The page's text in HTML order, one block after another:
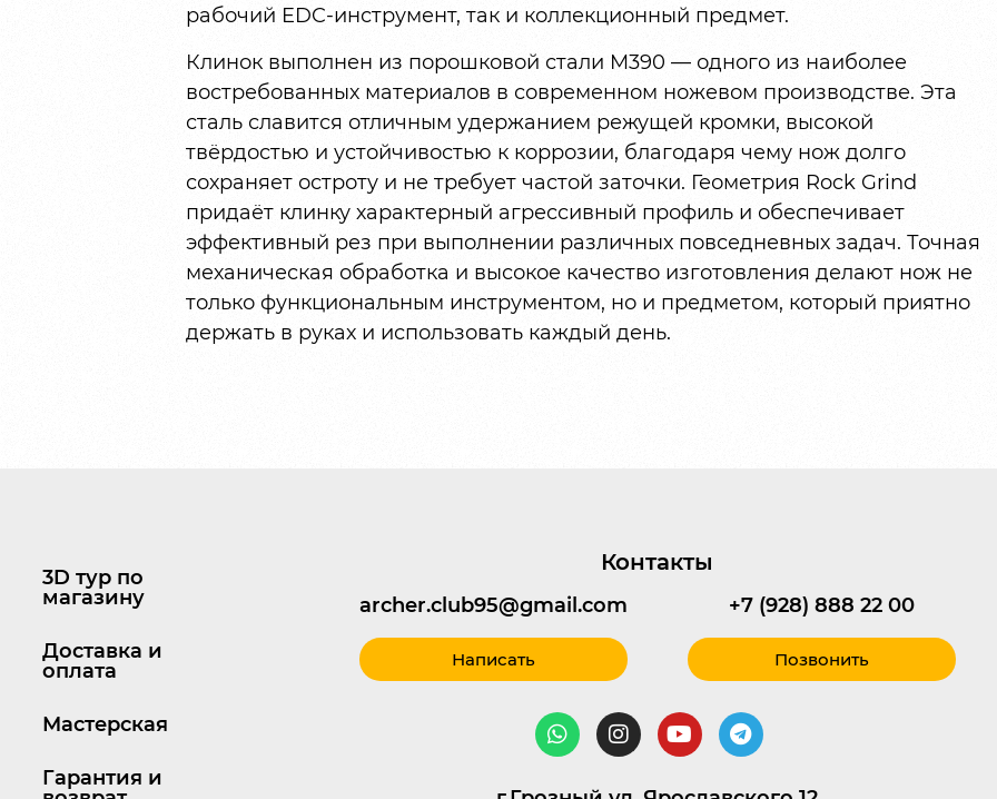
рабочий EDC-инструмент, так и коллекционный предмет.
Клинок выполнен из порошковой стали M390 — одного из наиболее
востребованных материалов в современном ножевом производстве. Эта
сталь славится отличным удержанием режущей кромки, высокой
твёрдостью и устойчивостью к коррозии, благодаря чему нож долго
сохраняет остроту и не требует частой заточки. Геометрия Rock Grind
придаёт клинку характерный агрессивный профиль и обеспечивает
эффективный рез при выполнении различных повседневных задач. Точная
механическая обработка и высокое качество изготовления делают нож не
только функциональным инструментом, но и предметом, который приятно
держать в руках и использовать каждый день.
3D тур по
магазину
Доставка и
оплата
Мастерская
Гарантия и
Контакты
archer.club95@gmail.com
Написать
+7 (928) 888 22 00
Позвонить